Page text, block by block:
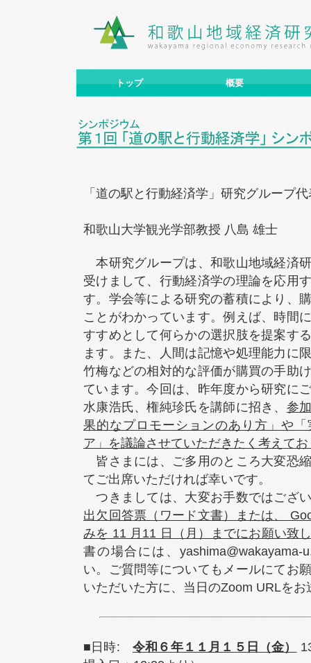
トップ 概要
「道の駅と行動経済学」研究グループ代
和歌山大学観光学部教授 八島 雄士
本研究グループは、和歌山地域経済
受けまして、行動経済学の理論を応用
す。学会等による研究の蓄積により、
ことがわかっています。例えば、時間
すすめとして何らかの選択肢を提案す
ます。また、人間は記憶や処理能力に
竹梅などの相対的な評価が購買の手助
ています。今回は、昨年度から研究に
水康浩氏、権純珍氏を講師に招き、 参
果的なプロモーションのあり方」や
ア」を議論させていただきたく考えて
皆さまには、ご多用のところ大変恐
てご出席いただければ幸いです。
つきましては、大変お手数ではござ
出欠回答票（ワード文書）または、
みを 11 月11 日（月）までにお願い致
書の場合には、yashima@wakayama-
い。ご質問等についてもメールにてお
いただいた方に、当日のZoom URLをお
■日時: 令和６年１１月１５日（金）